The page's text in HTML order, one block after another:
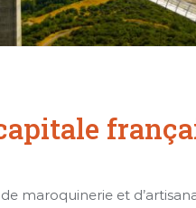
maroquinerie et
sentiers de
Petit tour